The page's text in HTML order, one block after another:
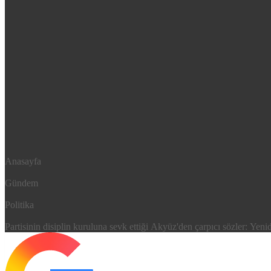
Anasayfa
Gündem
Politika
Partisinin disiplin kuruluna sevk ettiği Akyüz'den çarpıcı sözler: